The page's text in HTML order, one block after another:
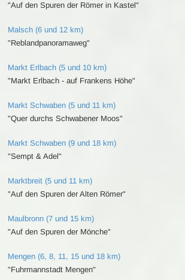
"Auf den Spuren der Römer in Kastel"
Malsch (6 und 12 km)
"Reblandpanoramaweg"
Markt Erlbach (5 und 10 km)
"Markt Erlbach - auf Frankens Höhe"
Markt Schwaben (5 und 11 km)
"Quer durchs Schwabener Moos"
Markt Schwaben (9 und 18 km)
"Sempt & Adel"
Marktbreit (5 und 11 km)
"Auf den Spuren der Alten Römer"
Maulbronn (7 und 15 km)
"Auf den Spuren der Mönche"
Mengen (6, 8, 11, 15 und 18 km)
"Fuhrmannstadt Mengen"